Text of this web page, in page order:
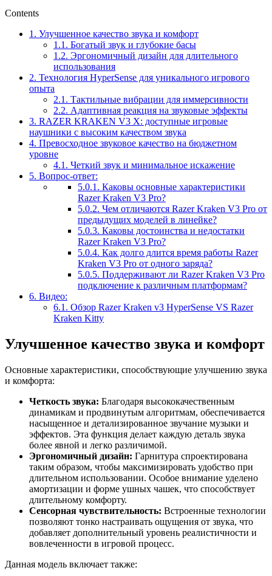
Contents
1. Улучшенное качество звука и комфорт
1.1. Богатый звук и глубокие басы
1.2. Эргономичный дизайн для длительного
использования
2. Технология HyperSense для уникального игрового
опыта
2.1. Тактильные вибрации для иммерсивности
2.2. Адаптивная реакция на звуковые эффекты
3. RAZER KRAKEN V3 X: доступные игровые
наушники с высоким качеством звука
4. Превосходное звуковое качество на бюджетном
уровне
4.1. Четкий звук и минимальное искажение
5. Вопрос-ответ:
5.0.1. Каковы основные характеристики
Razer Kraken V3 Pro?
5.0.2. Чем отличаются Razer Kraken V3 Pro от
предыдущих моделей в линейке?
5.0.3. Каковы достоинства и недостатки
Razer Kraken V3 Pro?
5.0.4. Как долго длится время работы Razer
Kraken V3 Pro от одного заряда?
5.0.5. Поддерживают ли Razer Kraken V3 Pro
подключение к различным платформам?
6. Видео:
6.1. Обзор Razer Kraken v3 HyperSense VS Razer
Kraken Kitty
Улучшенное качество звука и комфорт
Основные характеристики, способствующие улучшению звука
и комфорта:
Четкость звука: Благодаря высококачественным
динамикам и продвинутым алгоритмам, обеспечивается
насыщенное и детализированное звучание музыки и
эффектов. Эта функция делает каждую деталь звука
более явной и легко различимой.
Эргономичный дизайн: Гарнитура спроектирована
таким образом, чтобы максимизировать удобство при
длительном использовании. Особое внимание уделено
амортизации и форме ушных чашек, что способствует
длительному комфорту.
Сенсорная чувствительность: Встроенные технологии
позволяют тонко настраивать ощущения от звука, что
добавляет дополнительный уровень реалистичности и
вовлеченности в игровой процесс.
Данная модель включает также: